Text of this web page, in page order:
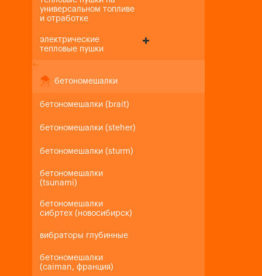
универсальном топливе
и отработке
электрические
тепловые пушки
+-
бетономешалки
бетономешалки (brait)
бетономешалки (steher)
бетономешалки (sturm)
бетономешалки
(tsunami)
бетономешалки
сибртех (новосибирск)
вибраторы глубинные
бетономешалки
(caiman, франция)